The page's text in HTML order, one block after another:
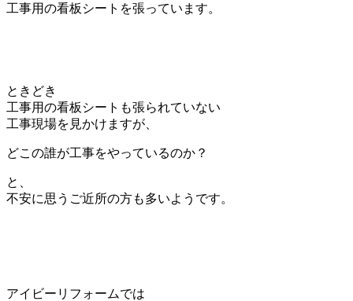
工事用の看板シートを張っています。
ときどき
工事用の看板シートも張られていない
工事現場を見かけますが、
どこの誰が工事をやっているのか？
と、
不安に思うご近所の方も多いようです。
アイビーリフォームでは